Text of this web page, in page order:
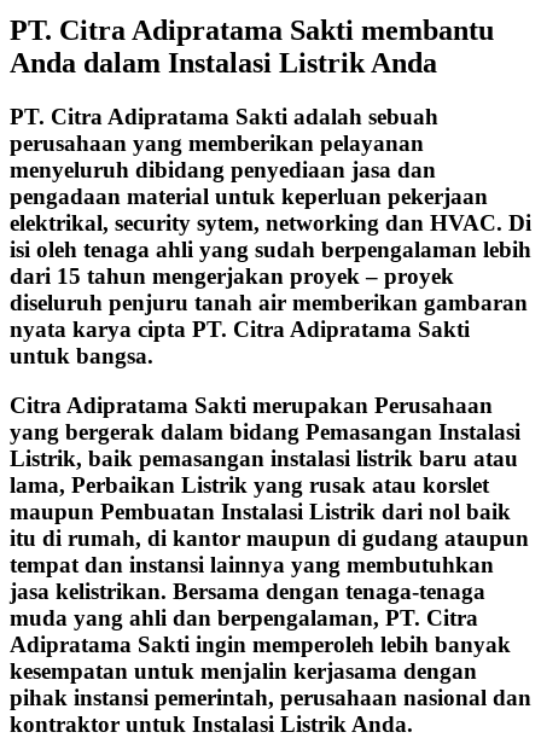
PT. Citra Adipratama Sakti membantu
Anda dalam Instalasi Listrik Anda
PT. Citra Adipratama Sakti adalah sebuah
perusahaan yang memberikan pelayanan
menyeluruh dibidang penyediaan jasa dan
pengadaan material untuk keperluan pekerjaan
elektrikal, security sytem, networking dan HVAC. Di
isi oleh tenaga ahli yang sudah berpengalaman lebih
dari 15 tahun mengerjakan proyek – proyek
diseluruh penjuru tanah air memberikan gambaran
nyata karya cipta PT. Citra Adipratama Sakti
untuk bangsa.
Citra Adipratama Sakti merupakan Perusahaan
yang bergerak dalam bidang Pemasangan Instalasi
Listrik, baik pemasangan instalasi listrik baru atau
lama, Perbaikan Listrik yang rusak atau korslet
maupun Pembuatan Instalasi Listrik dari nol baik
itu di rumah, di kantor maupun di gudang ataupun
tempat dan instansi lainnya yang membutuhkan
jasa kelistrikan. Bersama dengan tenaga-tenaga
muda yang ahli dan berpengalaman, PT. Citra
Adipratama Sakti ingin memperoleh lebih banyak
kesempatan untuk menjalin kerjasama dengan
pihak instansi pemerintah, perusahaan nasional dan
kontraktor untuk Instalasi Listrik Anda.